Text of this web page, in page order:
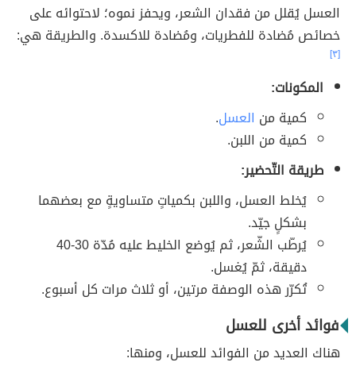
العسل يُقلل من فقدان الشعر، ويحفز نموه؛ لاحتوائه على
خصائص مُضادة للفطريات، ومُضادة للاكسدة. والطريقة هي:
[٣]
المكونات:
كمية من العسل.
كمية من اللبن.
طريقة التّحضير:
يُخلط العسل، واللبن بكمياتٍ متساويةٍ مع بعضهما
بشكلٍ جيّد.
يُرطّب الشّعر، ثم يُوضع الخليط عليه مُدّة 30-40
دقيقة، ثمّ يُغسل.
تُكرّر هذه الوصفة مرتين، أو ثلاث مرات كل أسبوع.
فوائد أخرى للعسل
هناك العديد من الفوائد للعسل، ومنها: